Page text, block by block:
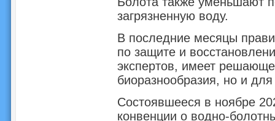
загрязненную воду.
В последние месяцы
по защите и
экспертов, имеет
биоразнообразия, но и
Состоявшееся в ноябре
конвенции о водно-